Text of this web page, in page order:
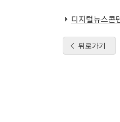
디지털뉴스콘
뒤로가기